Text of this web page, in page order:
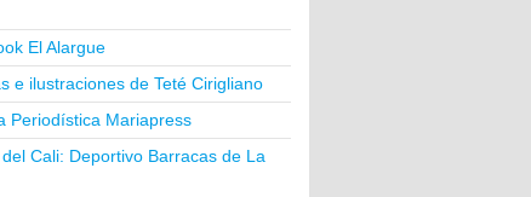
El Alargue
e ilustraciones de Teté Cirigliano
Periodística Mariapress
Cali: Deportivo Barracas de La